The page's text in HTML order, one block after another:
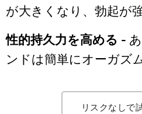
が大きくなり、勃起が
性的持久力を高める -
ンドは簡単にオーガズ
リスクなしで